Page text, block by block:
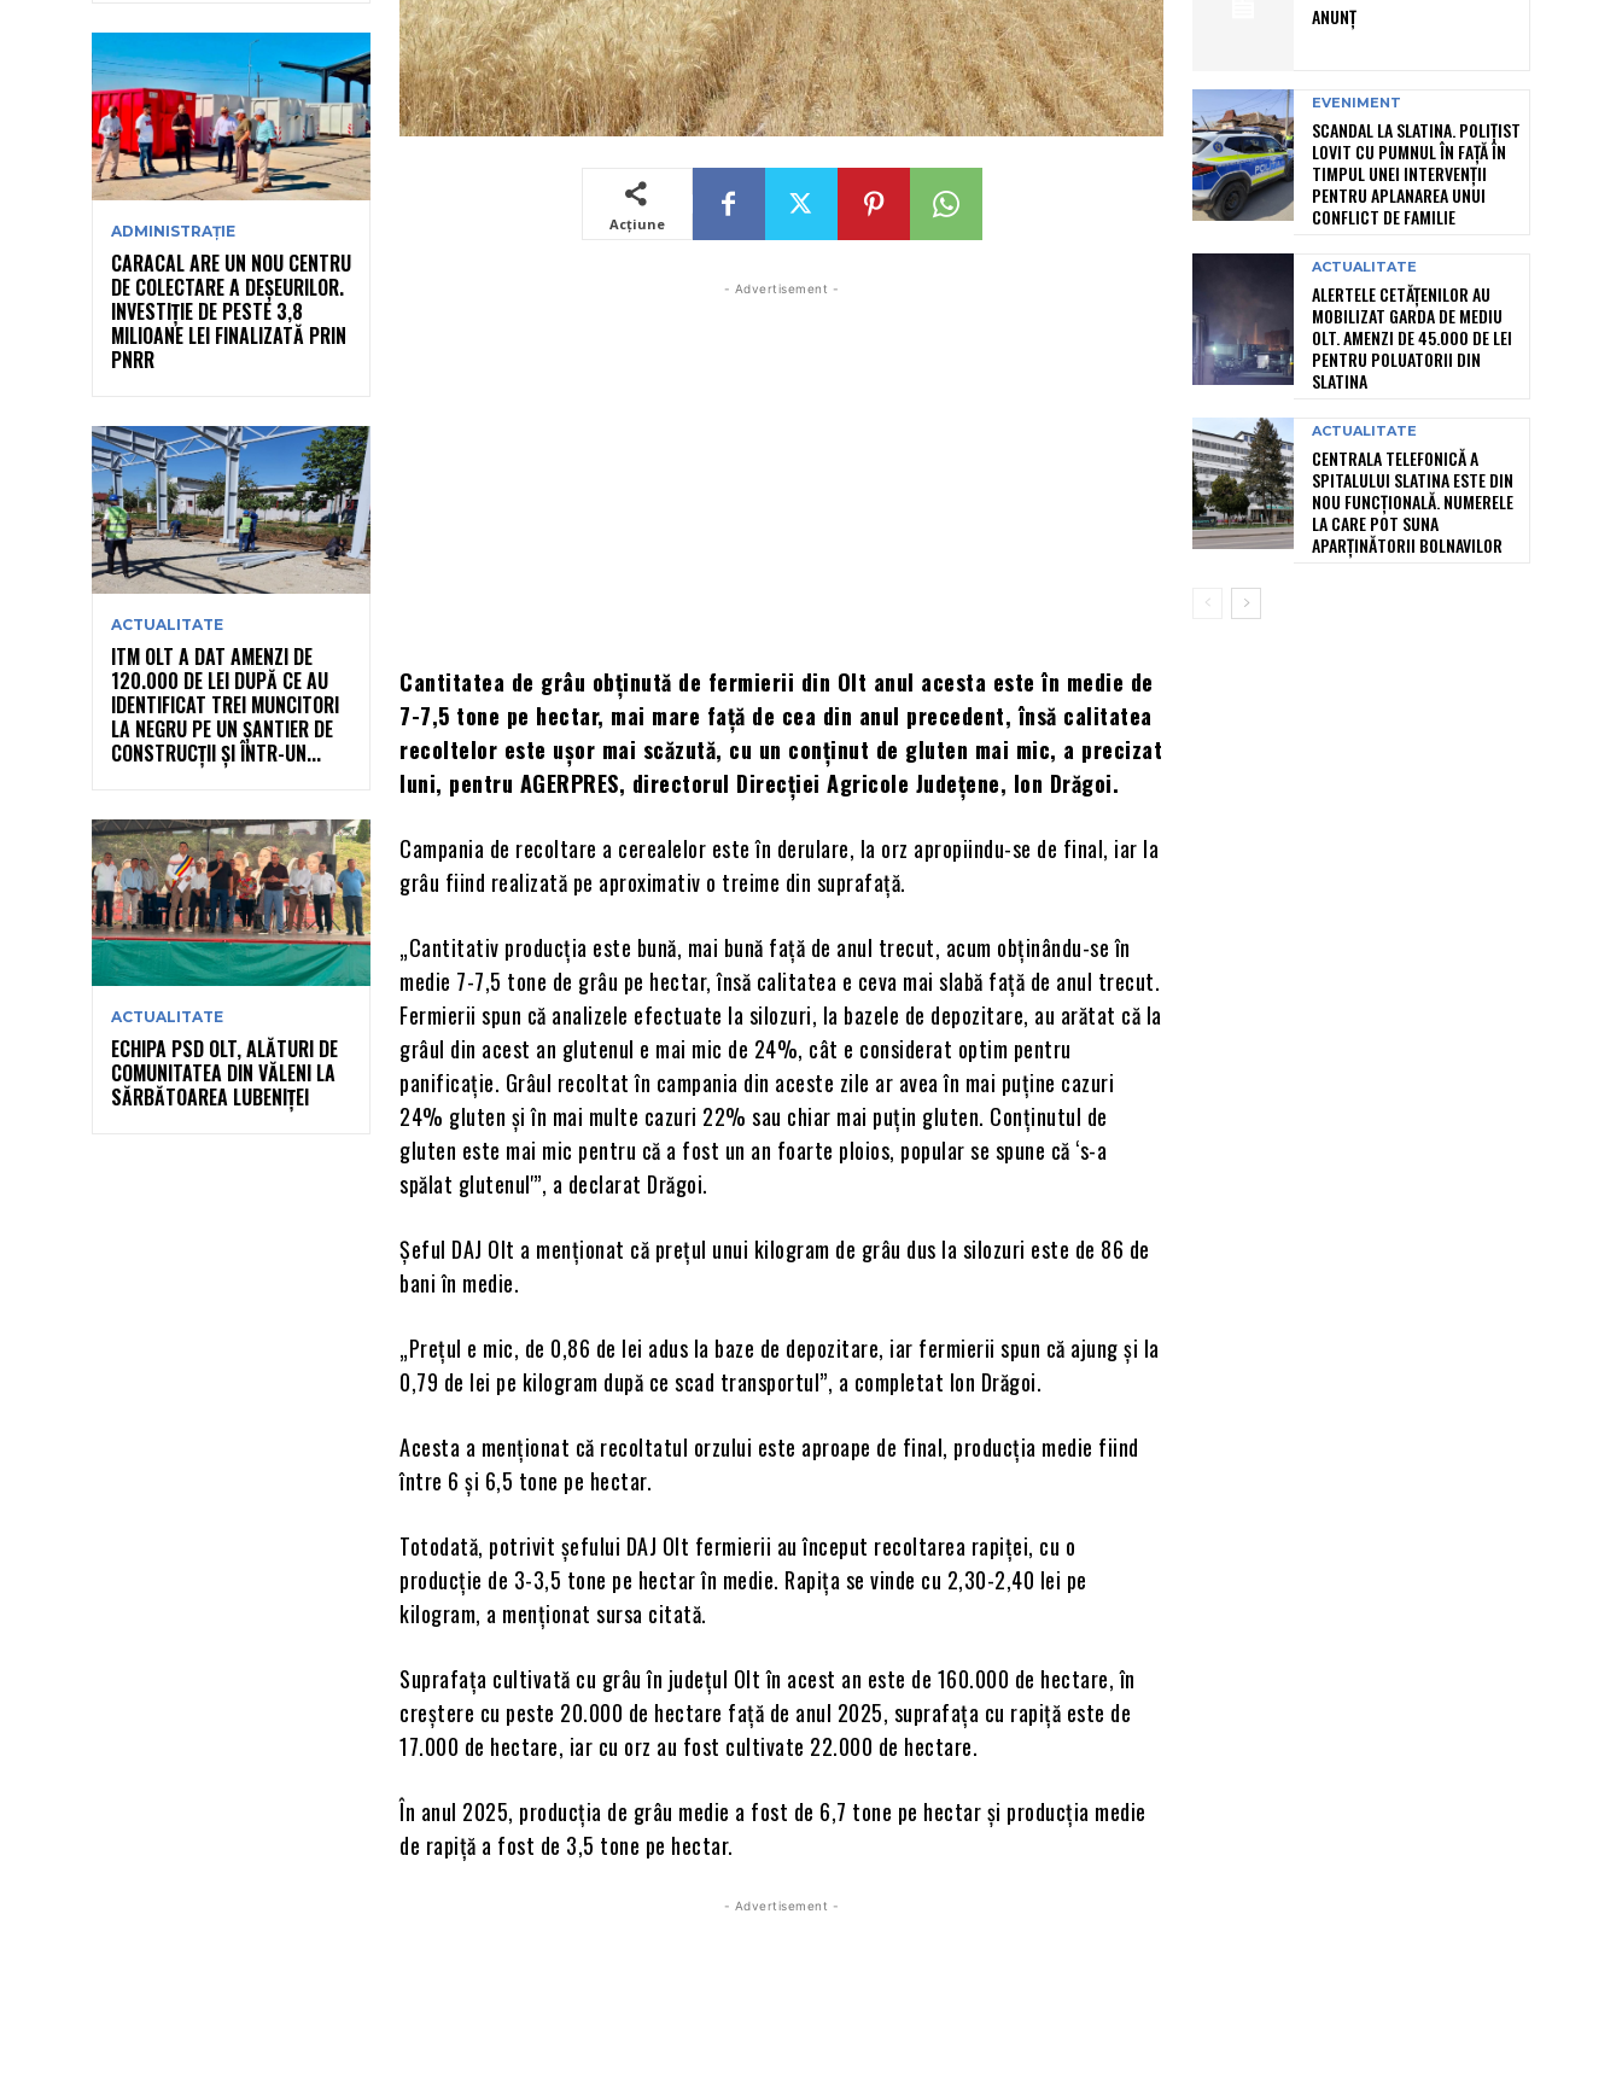
ADMINISTRAȚIE
CARACAL ARE UN NOU CENTRU
DE COLECTARE A DEȘEURILOR.
INVESTIȚIE DE PESTE 3,8
MILIOANE LEI FINALIZATĂ PRIN
PNRR
ACTUALITATE
ITM OLT A DAT AMENZI DE
120.000 DE LEI DUPĂ CE AU
IDENTIFICAT TREI MUNCITORI
LA NEGRU PE UN ȘANTIER DE
CONSTRUCȚII ȘI ÎNTR-UN...
ACTUALITATE
ECHIPA PSD OLT, ALĂTURI DE
COMUNITATEA DIN VĂLENI LA
SĂRBĂTOAREA LUBENIȚEI
Acțiune
- Advertisement -
Cantitatea de grâu obţinută de fermierii din Olt anul acesta este în medie de
7-7,5 tone pe hectar, mai mare faţă de cea din anul precedent, însă calitatea
recoltelor este uşor mai scăzută, cu un conţinut de gluten mai mic, a precizat
luni, pentru AGERPRES, directorul Direcţiei Agricole Judeţene, Ion Drăgoi.
Campania de recoltare a cerealelor este în derulare, la orz apropiindu-se de final, iar la
grâu fiind realizată pe aproximativ o treime din suprafaţă.
„Cantitativ producţia este bună, mai bună faţă de anul trecut, acum obţinându-se în
medie 7-7,5 tone de grâu pe hectar, însă calitatea e ceva mai slabă faţă de anul trecut.
Fermierii spun că analizele efectuate la silozuri, la bazele de depozitare, au arătat că la
grâul din acest an glutenul e mai mic de 24%, cât e considerat optim pentru
panificaţie. Grâul recoltat în campania din aceste zile ar avea în mai puţine cazuri
24% gluten şi în mai multe cazuri 22% sau chiar mai puţin gluten. Conţinutul de
gluten este mai mic pentru că a fost un an foarte ploios, popular se spune că ‘s-a
spălat glutenul'”, a declarat Drăgoi.
Şeful DAJ Olt a menţionat că preţul unui kilogram de grâu dus la silozuri este de 86 de
bani în medie.
„Preţul e mic, de 0,86 de lei adus la baze de depozitare, iar fermierii spun că ajung şi la
0,79 de lei pe kilogram după ce scad transportul”, a completat Ion Drăgoi.
Acesta a menţionat că recoltatul orzului este aproape de final, producţia medie fiind
între 6 şi 6,5 tone pe hectar.
Totodată, potrivit şefului DAJ Olt fermierii au început recoltarea rapiţei, cu o
producţie de 3-3,5 tone pe hectar în medie. Rapiţa se vinde cu 2,30-2,40 lei pe
kilogram, a menţionat sursa citată.
Suprafaţa cultivată cu grâu în judeţul Olt în acest an este de 160.000 de hectare, în
creştere cu peste 20.000 de hectare faţă de anul 2025, suprafaţa cu rapiţă este de
17.000 de hectare, iar cu orz au fost cultivate 22.000 de hectare.
În anul 2025, producţia de grâu medie a fost de 6,7 tone pe hectar şi producţia medie
de rapiţă a fost de 3,5 tone pe hectar.
- Advertisement -
ANUNȚ
EVENIMENT
SCANDAL LA SLATINA. POLIȚIST
LOVIT CU PUMNUL ÎN FAȚĂ ÎN
TIMPUL UNEI INTERVENȚII
PENTRU APLANAREA UNUI
CONFLICT DE FAMILIE
ACTUALITATE
ALERTELE CETĂȚENILOR AU
MOBILIZAT GARDA DE MEDIU
OLT. AMENZI DE 45.000 DE LEI
PENTRU POLUATORII DIN
SLATINA
ACTUALITATE
CENTRALA TELEFONICĂ A
SPITALULUI SLATINA ESTE DIN
NOU FUNCȚIONALĂ. NUMERELE
LA CARE POT SUNA
APARȚINĂTORII BOLNAVILOR